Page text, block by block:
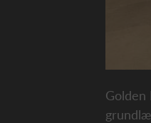
Golden